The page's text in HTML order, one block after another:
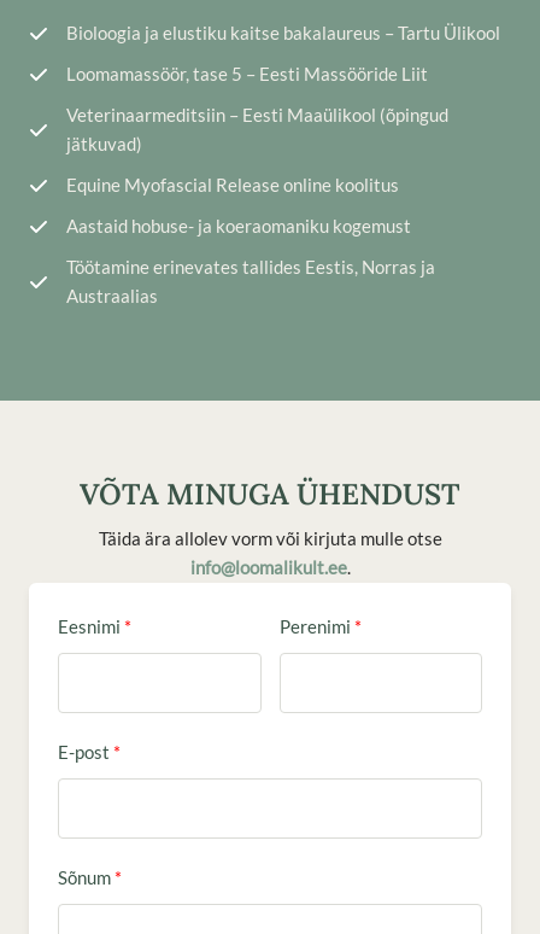
Bioloogia ja elustiku kaitse bakalaureus – Tartu Ülikool
Loomamassöör, tase 5 – Eesti Massööride Liit
Veterinaarmeditsiin – Eesti Maaülikool (õpingud
jätkuvad)
Equine Myofascial Release online koolitus
Aastaid hobuse- ja koeraomaniku kogemust
Töötamine erinevates tallides Eestis, Norras ja
Austraalias
VÕTA MINUGA ÜHENDUST
Täida ära allolev vorm või kirjuta mulle otse
info@loomalikult.ee.
Eesnimi Perenimi
E-post
Sõnum